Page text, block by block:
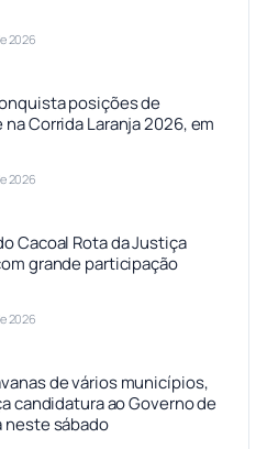
2026
posições de
Corrida Laranja 2026, em
2026
Cacoal Rota da Justiça
grande participação
2026
de vários municípios,
candidatura ao Governo de
neste sábado